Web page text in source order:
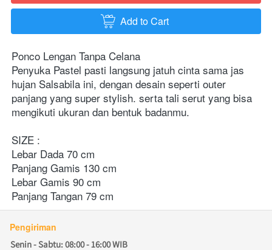
` Add to Cart
Ponco Lengan Tanpa Celana
Penyuka Pastel pasti langsung jatuh cinta sama jas
hujan Salsabila ini, dengan desain seperti outer
panjang yang super stylish. serta tali serut yang bisa
mengikuti ukuran dan bentuk badanmu.
SIZE :
Lebar Dada 70 cm
Panjang Gamis 130 cm
Lebar Gamis 90 cm
Panjang Tangan 79 cm
Pengiriman
Senin - Sabtu: 08:00 - 16:00 WIB